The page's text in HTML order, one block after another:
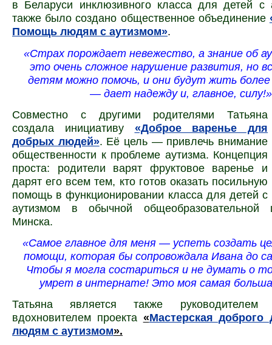
в Беларуси инклюзивного класса для детей с
также было создано общественное объединение
Помощь людям с аутизмом».
«Страх порождает невежество, а знание об
это очень сложное нарушение развития, но
детям можно помочь, и они будут жить более
— дает надежду и, главное, силу!»
Совместно с другими родителями Татьяна
создала инициативу «Доброе варенье для
добрых людей». Её цель — привлечь внимание
общественности к проблеме аутизма. Концепция
проста: родители варят фруктовое варенье и
дарят его всем тем, кто готов оказать посильную
помощь в функционировании класса для детей с
аутизмом в обычной общеобразовательной
Минска.
«Самое главное для меня — успеть создать
помощи, которая бы сопровождала Ивана до
Чтобы я могла состариться и не думать о
умрет в интернате! Это моя самая
Татьяна является также
вдохновителем проекта «Мастерская
людям с аутизмом».